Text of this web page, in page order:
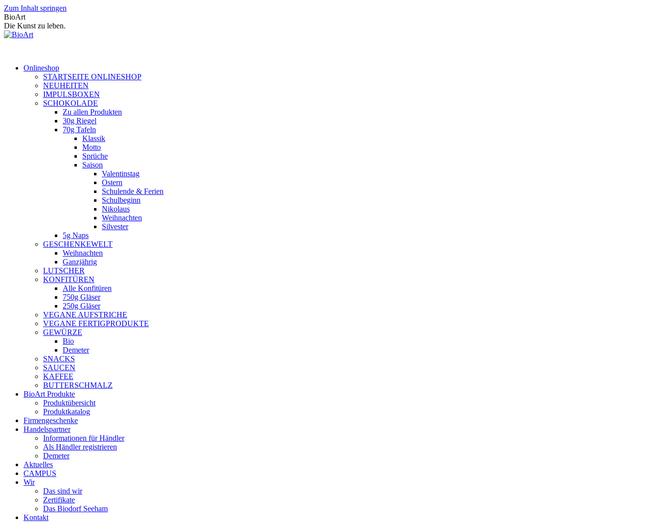
Zum Inhalt springen
BioArt
Die Kunst zu leben.
Onlineshop
STARTSEITE ONLINESHOP
NEUHEITEN
IMPULSBOXEN
SCHOKOLADE
Zu allen Produkten
30g Riegel
70g Tafeln
Klassik
Motto
Sprüche
Saison
Valentinstag
Ostern
Schulende & Ferien
Schulbeginn
Nikolaus
Weihnachten
Silvester
5g Naps
GESCHENKEWELT
Weihnachten
Ganzjährig
LUTSCHER
KONFITÜREN
Alle Konfitüren
750g Gläser
250g Gläser
VEGANE AUFSTRICHE
VEGANE FERTIGPRODUKTE
GEWÜRZE
Bio
Demeter
SNACKS
SAUCEN
KAFFEE
BUTTERSCHMALZ
BioArt Produkte
Produktübersicht
Produktkatalog
Firmengeschenke
Handelspartner
Informationen für Händler
Als Händler registrieren
Demeter
Aktuelles
CAMPUS
Wir
Das sind wir
Zertifikate
Das Biodorf Seeham
Kontakt